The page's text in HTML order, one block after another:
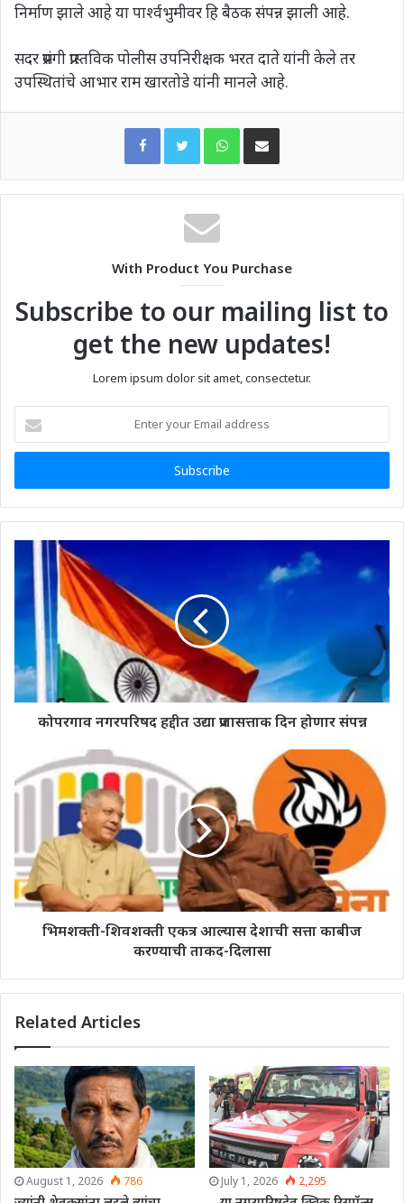
निर्माण झाले आहे या पार्श्वभुमीवर हि बैठक संपन्न झाली आहे.
सदर प्रसंगी प्रास्तविक पोलीस उपनिरीक्षक भरत दाते यांनी केले तर
उपस्थितांचे आभार राम खारतोडे यांनी मानले आहे.
WhatsAppShare via Email
With Product You Purchase
Subscribe to our mailing list to
get the new updates!
Lorem ipsum dolor sit amet, consectetur.
your
Email
कोपरगाव नगरपरिषद हद्दीत उद्या प्रजासत्ताक दिन होणार संपन्न
भिमशक्ती-शिवशक्ती एकत्र आल्यास देशाची सत्ता काबीज
करण्याची ताकद-दिलासा
Related Articles
August 1, 2026 786 July 1, 2026 2,295